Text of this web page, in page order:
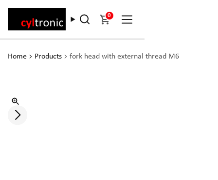
0
Home Products fork head with external thread M6